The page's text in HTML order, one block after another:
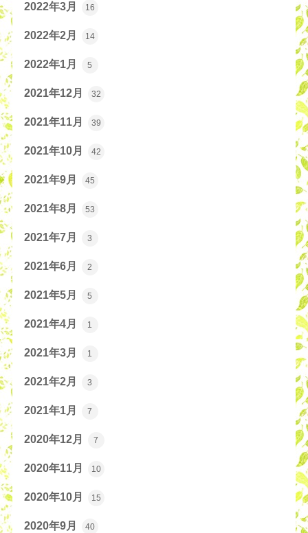
2022年3月 16
2022年2月 14
2022年1月 5
2021年12月 32
2021年11月 39
2021年10月 42
2021年9月 45
2021年8月 53
2021年7月 3
2021年6月 2
2021年5月 5
2021年4月 1
2021年3月 1
2021年2月 3
2021年1月 7
2020年12月 7
2020年11月 10
2020年10月 15
2020年9月 40